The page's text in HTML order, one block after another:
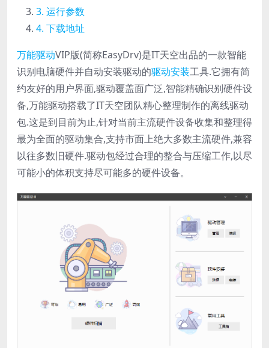
运行参数
下载地址
万能驱动VIP版(简称EasyDrv)是IT天空出品的一款智能
识别电脑硬件并自动安装驱动的驱动安装工具.它拥有简
约友好的用户界面,驱动覆盖面广泛,智能精确识别硬件设
备,万能驱动搭载了IT天空团队精心整理制作的离线驱动
包.这是到目前为止,针对当前主流硬件设备收集和整理得
最为全面的驱动集合,支持市面上绝大多数主流硬件,兼容
以往多数旧硬件.驱动包经过合理的整合与压缩工作,以尽
可能小的体积支持尽可能多的硬件设备。